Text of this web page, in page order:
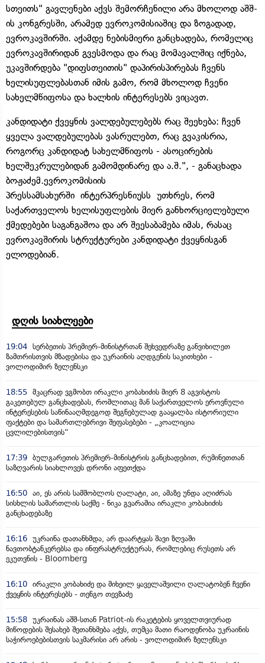
სთეითს" გავლენები აქვს შემორჩენილი არა მხოლოდ აშშ-
ის კონგრესში, არამედ ევროკომისიაშიც და ზოგადად,
ევროკავშირში. აქამდე ნებისმიერი განცხადება, რომელიც
ევროკავშირიდან გვესმოდა და რაც მომავალშიც იქნება,
უკავშირდება "დიფსთეითის" დაპირისპირებას ჩვენს
ხელისუფლებასთან იმის გამო, რომ მხოლოდ ჩვენი
სახელმწიფოსა და ხალხის ინტერესებს ვიცავთ.
კანდიდატი ქვეყნის ვალდებულებებს რაც შეეხება: ჩვენ
ყველა ვალდებულებას ვასრულებთ, რაც გვაკისრია,
როგორც კანდიდატ სახელმწიფოს - ასოცირების
ხელშეკრულებიდან გამომდინარე და ა.შ.", - განაცხადა
ბოჟაძემ.ევროკომისიის
პრესსამსახურში ინტერპრესნიუსს უთხრეს, რომ
საქართველოს ხელისუფლების მიერ განხორციელებული
ქმედებები საგანგაშოა და არ შეესაბამება იმას, რასაც
ევროკავშირის სტრუქტურები კანდიდატი ქვეყნისგან
ელოდებიან.
დღის სიახლეები
19:04 სერბეთის პრემიერ-მინისტრთან შეხვედრაზე განვიხილეთ
ზამთრისთვის მზადებისა და უკრაინის აღდგენის საკითხები -
ვოლოდიმირ ზელენსკი
18:55 მკაცრად ვგმობთ ირაკლი კობახიძის მიერ 8 აგვისტოს
გაკეთებულ განცხადებას, რომლითაც მან საქართველოს ეროვნული
ინტერესების საწინააღმდეგოდ შეგნებულად გააყალბა ისტორიული
ფაქტები და სამართლებრივი შეფასებები - „კოალიცია
ცვლილებისთვის“
17:39 ბულგარეთის პრემიერ-მინისტრის განცხადებით, რუმინეთთან
საზღვარის სიახლოვეს დრონი აფეთქდა
16:50 აი, ეს არის სამშობლოს ღალატი, აი, ამაზე უნდა აღიძრას
სისხლის სამართლის საქმე - ნიკა გვარამია ირაკლი კობახიძის
განცხადებაზე
16:16 უკრაინა დათანხმდა, არ დაარტყას შავი ზღვაში
ნავთობტანკერებსა და ინფრასტრუქტურას, რომლებიც რუსეთს არ
ეკუთვნის - Bloomberg
16:10 ირაკლი კობახიძე და მიხეილ ყაველაშვილი ღალატობენ ჩვენი
ქვეყნის ინტერესებს - თენგო თევზაძე
15:58 უკრაინას აშშ-სთან Patriot-ის რაკეტების ყოველთვიურად
მიწოდების შესახებ შეთანხმება აქვს, თუმცა მათი რაოდენობა უკრაინის
საჭიროებებისთვის საკმარისი არ არის - ვოლოდიმირ ზელენსკი